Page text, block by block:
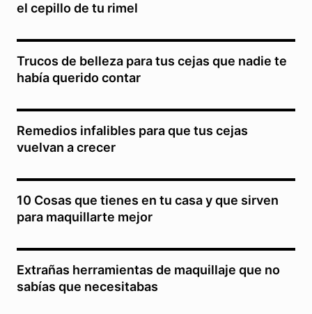
el cepillo de tu rimel
Trucos de belleza para tus cejas que nadie te
había querido contar
Remedios infalibles para que tus cejas
vuelvan a crecer
10 Cosas que tienes en tu casa y que sirven
para maquillarte mejor
Extrañas herramientas de maquillaje que no
sabías que necesitabas